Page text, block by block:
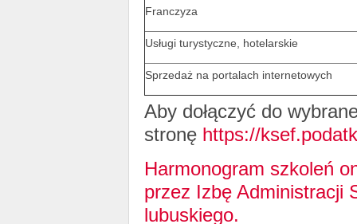
Franczyza
Usługi turystyczne, hotelarskie
Sprzedaż na portalach internetowych
Aby dołączyć do
stronę https://
Harmonogram szkoleń
przez Izbę Administracji
lubuskiego.